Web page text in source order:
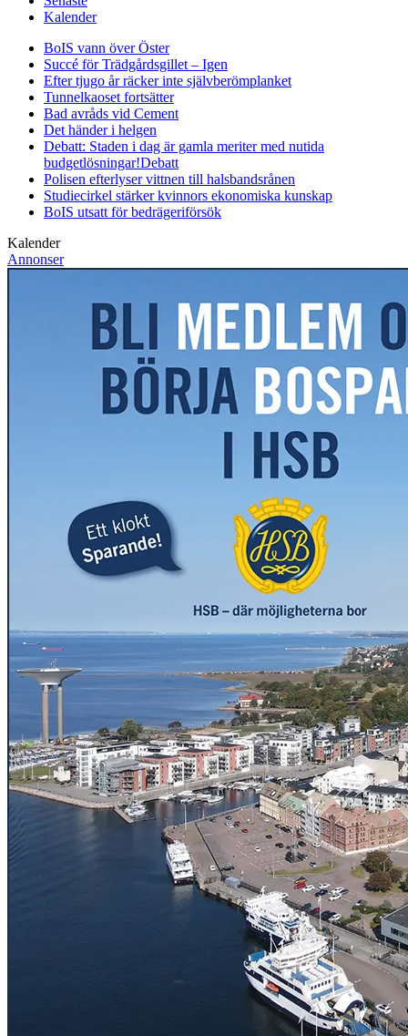
Kalender
BoIS vann över Öster
Succé för Trädgårdsgillet – Igen
Efter tjugo år räcker inte självberömplanket
Tunnelkaoset fortsätter
Bad avråds vid Cement
Det händer i helgen
Debatt: Staden i dag är gamla meriter med nutida
budgetlösningar!Debatt
Polisen efterlyser vittnen till halsbandsrånen
Studiecirkel stärker kvinnors ekonomiska kunskap
BoIS utsatt för bedrägeriförsök
Kalender
Annonser